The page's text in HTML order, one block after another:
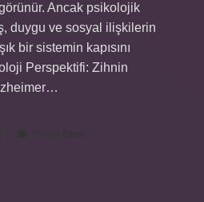
Ancak psikolojik
duygu ve sosyal ilişkilerin
bir sistemin kapısını
Perspektifi: Zihnin